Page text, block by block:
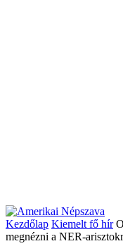
Kezdőlap Kiemelt fő hír
megnézni a NER-